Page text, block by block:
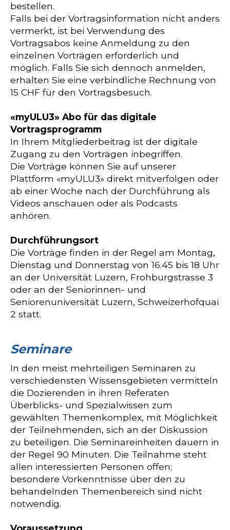
bestellen.
Falls bei der Vortragsinformation nicht anders
vermerkt, ist bei Verwendung des
Vortragsabos keine Anmeldung zu den
einzelnen Vorträgen erforderlich und
möglich. Falls Sie sich dennoch anmelden,
erhalten Sie eine verbindliche Rechnung von
15 CHF für den Vortragsbesuch.
«myULU3» Abo für das digitale
Vortragsprogramm
In Ihrem Mitgliederbeitrag ist der digitale
Zugang zu den Vorträgen inbegriffen.
Die Vorträge können Sie auf unserer
Plattform «myULU3» direkt mitverfolgen oder
ab einer Woche nach der Durchführung als
Videos anschauen oder als Podcasts
anhören.
Durchführungsort
Die Vorträge finden in der Regel am Montag,
Dienstag und Donnerstag von 16.45 bis 18 Uhr
an der Universität Luzern, Frohburgstrasse 3
oder an der Seniorinnen- und
Seniorenuniversität Luzern, Schweizerhofquai
2 statt.
Seminare
In den meist mehrteiligen Seminaren zu
verschiedensten Wissensgebieten vermitteln
die Dozierenden in ihren Referaten
Überblicks- und Spezialwissen zum
gewählten Themenkomplex, mit Möglichkeit
der Teilnehmenden, sich an der Diskussion
zu beteiligen. Die Seminareinheiten dauern in
der Regel 90 Minuten. Die Teilnahme steht
allen interessierten Personen offen;
besondere Vorkenntnisse über den zu
behandelnden Themenbereich sind nicht
notwendig.